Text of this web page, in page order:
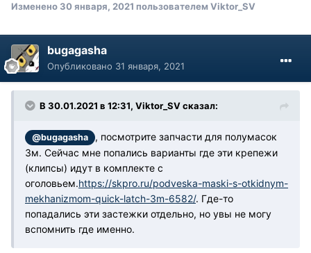
Изменено 30 января, 2021 пользователем Viktor_SV
bugagasha
Опубликовано 31 января, 2021
В 30.01.2021 в 12:31, Viktor_SV сказал:
@bugagasha
, посмотрите запчасти для полумасок
3м. Сейчас мне попались варианты где эти крепежи
(клипсы) идут в комплекте с
оголовьем.https://skpro.ru/podveska-maski-s-otkidnym-
mekhanizmom-quick-latch-3m-6582/. Где-то
попадались эти застежки отдельно, но увы не могу
вспомнить где именно.